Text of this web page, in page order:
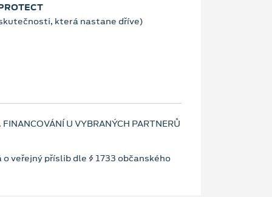
která nastane dříve)
U VYBRANÝCH PARTNERŮ
veřejný příslib dle § 1733 občanského